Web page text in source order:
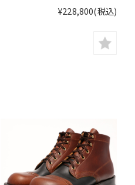
¥228,800(税込)